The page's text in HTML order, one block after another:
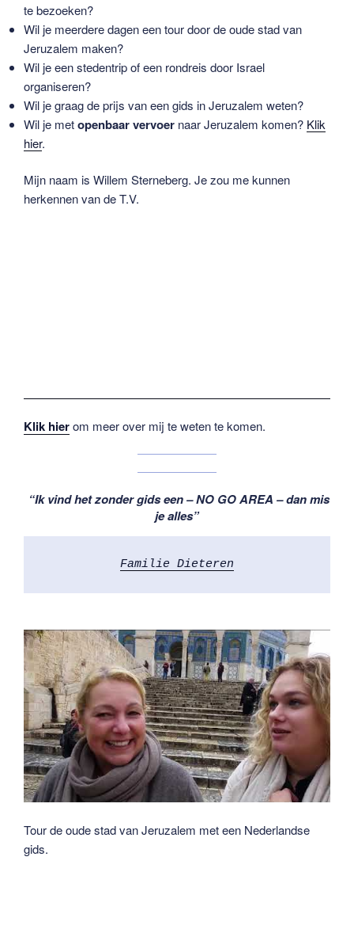
te bezoeken?
Wil je meerdere dagen een tour door de oude stad van
Jeruzalem maken?
Wil je een stedentrip of een rondreis door Israel
organiseren?
Wil je graag de prijs van een gids in Jeruzalem weten?
Wil je metopenbaar vervoer naar Jeruzalem komen? Klik
hier.
Mijn naam is Willem Sterneberg. Je zou me kunnen
herkennen van de T.V.
Klik hierom meer over mij te weten te komen.
“Ik vind het zonder gids een – NO GO AREA – dan mis
je alles”
Familie Dieteren
Tour de oude stad van Jeruzalem met een Nederlandse
gids.